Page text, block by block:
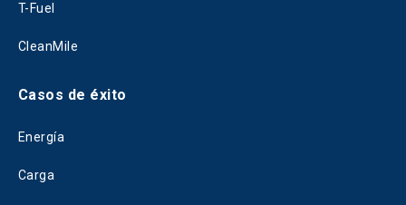
T-Fuel
CleanMile
Casos de éxito
Energía
Carga